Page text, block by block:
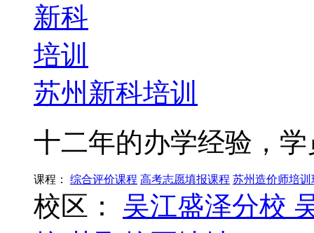
苏州新科培训
十二年的办学经验，
课程： 综合评价课程 高考志愿填报课程 苏州造价师培训
校区： 吴江盛泽分校